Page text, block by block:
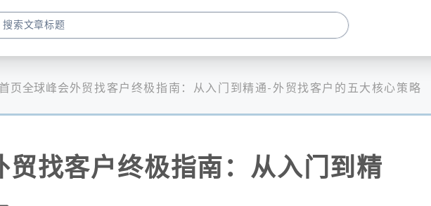
首页全球峰会外贸找客户终极指南：从入门到精通-外贸找客户的五大核心策略
贸找客户终极指南：从入门到精